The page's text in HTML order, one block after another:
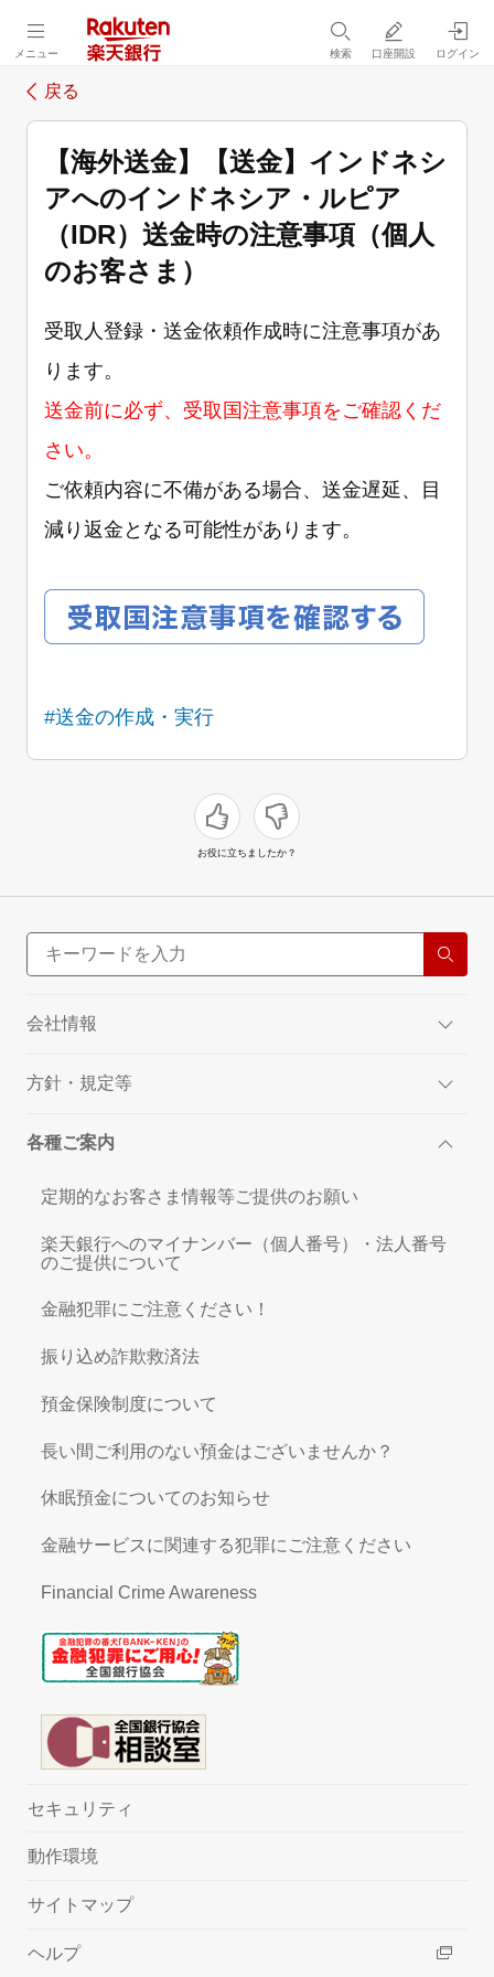
メニュー 検索 口座開設 ログイン
戻る
【海外送金】【送金】インドネシ
アへのインドネシア・ルピア
（IDR）送金時の注意事項（個人
のお客さま）
受取人登録・送金依頼作成時に注意事項があ
ります。
送金前に必ず、受取国注意事項をご確認くだ
さい。
ご依頼内容に不備がある場合、送金遅延、目
減り返金となる可能性があります。
#送金の作成・実行
お役に立ちましたか？
会社情報
方針・規定等
各種ご案内
定期的なお客さま情報等ご提供のお願い
楽天銀行へのマイナンバー（個人番号）・法人番号
のご提供について
金融犯罪にご注意ください！
振り込め詐欺救済法
預金保険制度について
長い間ご利用のない預金はございませんか？
休眠預金についてのお知らせ
金融サービスに関連する犯罪にご注意ください
Financial Crime Awareness
セキュリティ
動作環境
サイトマップ
ヘルプ